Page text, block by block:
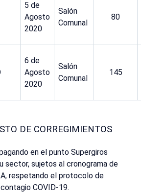
5 de
Agosto
2020
Salón
Comunal
80
6 de
Agosto
2020
Salón
Comunal
145
DE CORREGIMIENTOS
en el punto Supergiros
sector, sujetos al cronograma de
respetando el protocolo de
COVID-19.